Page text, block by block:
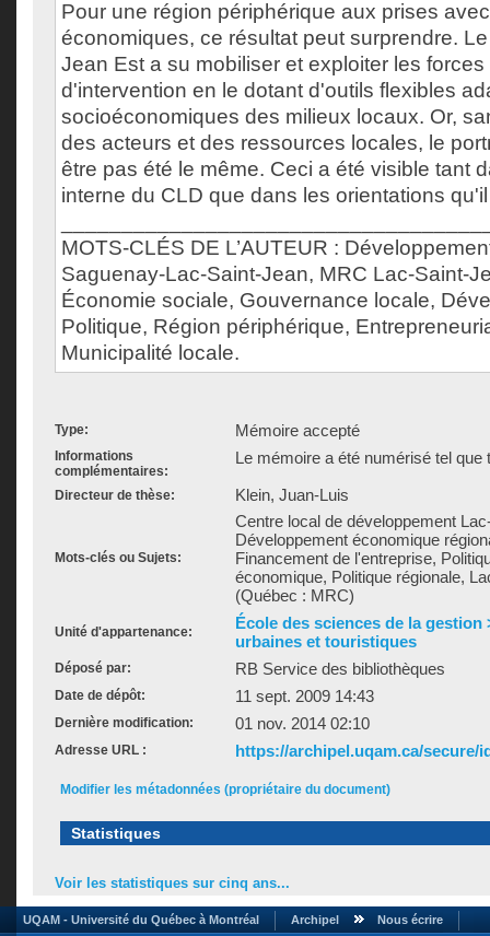
Pour une région périphérique aux prises
économiques, ce résultat peut surprendre.
Jean Est a su mobiliser et exploiter les
d'intervention en le dotant d'outils flexibles
socioéconomiques des milieux locaux. Or,
des acteurs et des ressources locales, le
être pas été le même. Ceci a été visible tant
interne du CLD que dans les orientations
MOTS-CLÉS DE L’AUTEUR :
Saguenay-Lac-Saint-Jean, MRC Lac-Saint-
Économie sociale, Gouvernance locale,
Politique, Région périphérique,
Municipalité locale.
Type: Mémoire accepté
Informations
complémentaires:
Le mémoire a été numérisé tel que
Directeur de thèse: Klein, Juan-Luis
Mots-clés ou Sujets:
Centre local de développement
Développement économique
Financement de l'entreprise,
économique, Politique régionale,
(Québec : MRC)
Unité d'appartenance:
École des sciences de la
urbaines et touristiques
Déposé par: RB Service des bibliothèques
Date de dépôt: 11 sept. 2009 14:43
Dernière modification: 01 nov. 2014 02:10
Adresse URL : https://archipel.uqam.ca/secure/
Modifier les métadonnées (propriétaire du document)
Statistiques
Voir les statistiques sur cinq ans...
UQAM - Université du Québec à Montréal Archipel Nous écrire